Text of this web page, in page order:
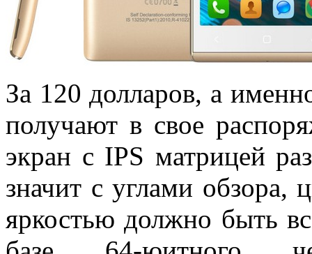
За 120 долларов, а
получают в свое
экран с IPS матрицей
значит с углами обзора,
яркостью должно быть